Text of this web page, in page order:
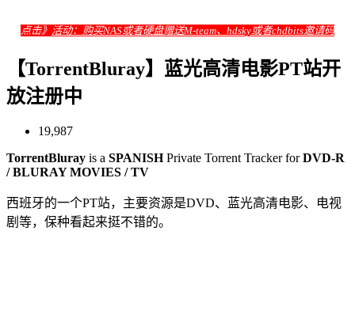
点击》 活动：购买NAS或者硬盘赠送M-team、hdsky或者chdbits邀请码
【TorrentBluray】蓝光高清电影PT站开
放注册中
19,987
TorrentBluray is a SPANISHPrivate Torrent Tracker forDVD-R
/ BLURAY MOVIES / TV
西班牙的一个PT站，主要资源是DVD、蓝光高清电影、电视
剧等，保种看起来挺不错的。